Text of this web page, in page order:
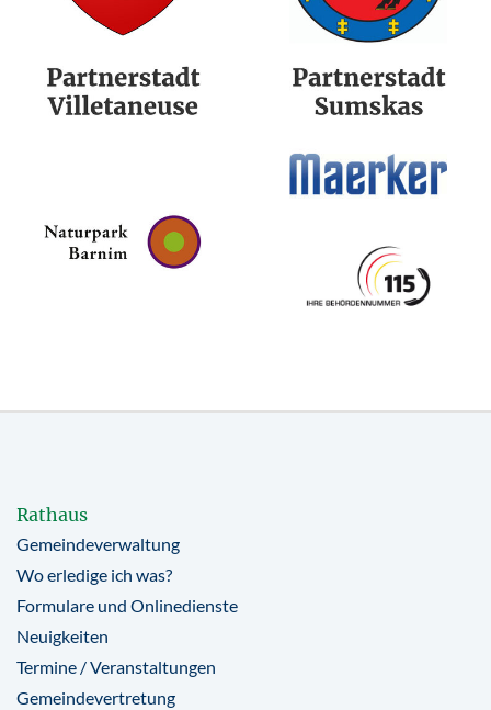
Rathaus
Gemeindeverwaltung
Wo erledige ich was?
Formulare und Onlinedienste
Neuigkeiten
Termine / Veranstaltungen
Gemeindevertretung